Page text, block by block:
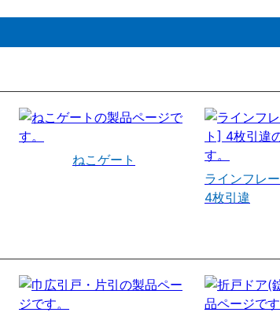
ねこゲート
ラインフレ
4枚引違